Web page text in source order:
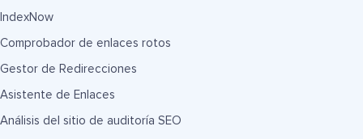
IndexNow
Comprobador de enlaces rotos
Gestor de Redirecciones
Asistente de Enlaces
Análisis del sitio de auditoría SEO